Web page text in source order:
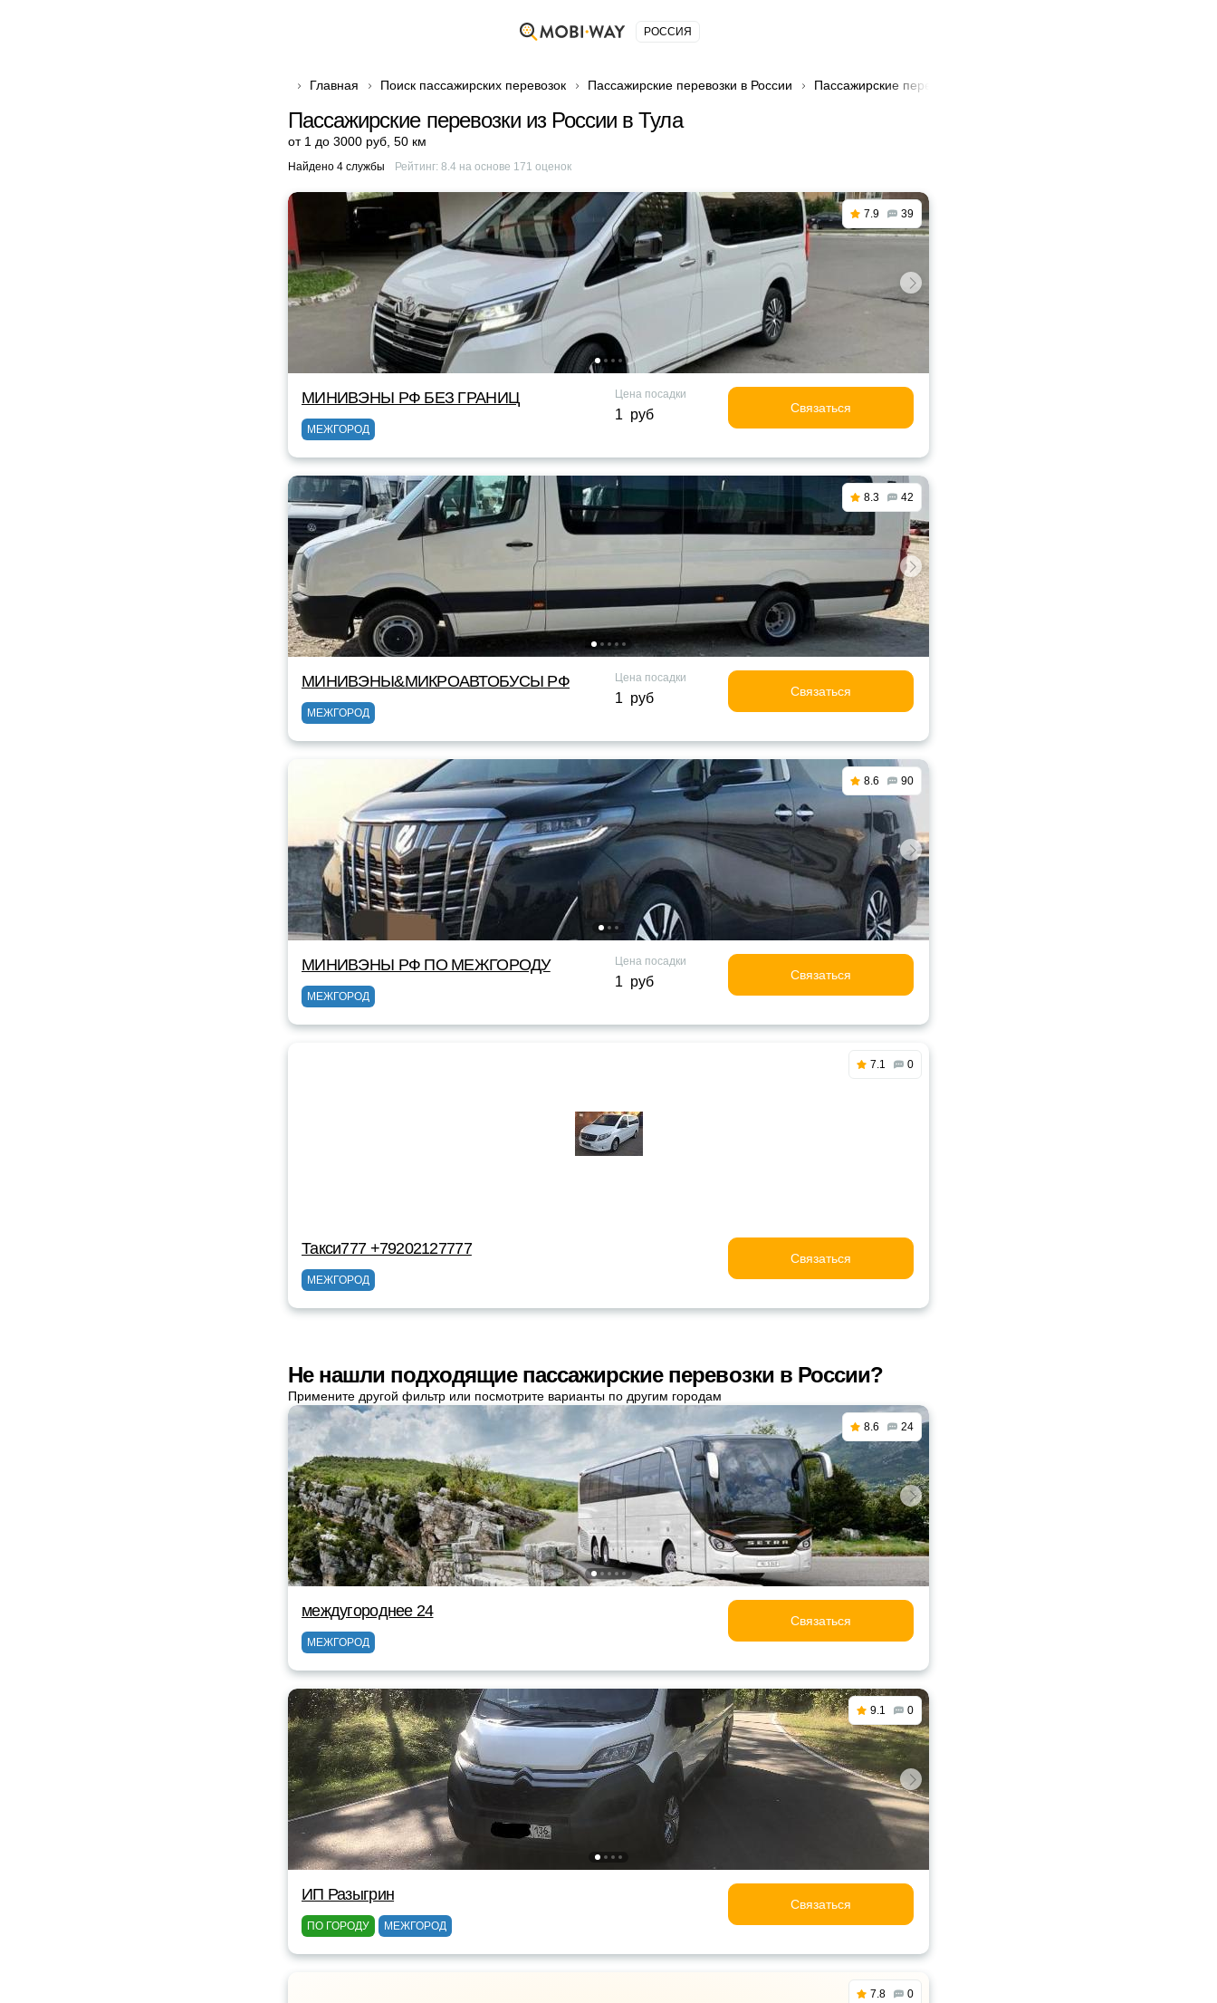
РОССИЯ
Главная Поиск пассажирских перевозок Пассажирские перевозки в России Пассажирские перевозки из России в Тула
Пассажирские перевозки из России в Тула
от 1 до 3000 руб 50 км
Найдено 4 службы Рейтинг: 8.4на основе 171 оценок
7.9 39
МИНИВЭНЫ РФ БЕЗ ГРАНИЦ
МЕЖГОРОД
Цена посадки
1 руб Связаться
8.3 42
МИНИВЭНЫ&МИКРОАВТОБУСЫ РФ
МЕЖГОРОД
Цена посадки
1 руб Связаться
8.6 90
МИНИВЭНЫ РФ ПО МЕЖГОРОДУ
МЕЖГОРОД
Цена посадки
1 руб Связаться
7.1 0
Такси777 +79202127777
МЕЖГОРОД
Связаться
Не нашли подходящие пассажирские перевозки в России?
Примените другой фильтр или посмотрите варианты по другим городам
8.6 24
междугороднее 24
МЕЖГОРОД
Связаться
9.1 0
ИП Разыгрин
ПО ГОРОДУ МЕЖГОРОД
Связаться
7.8 0